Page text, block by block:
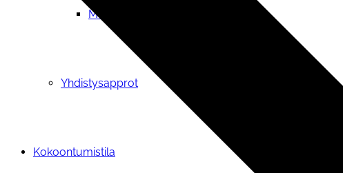
Muut ilmoittautumiset
Yhdistysapprot
Kokoontumistila